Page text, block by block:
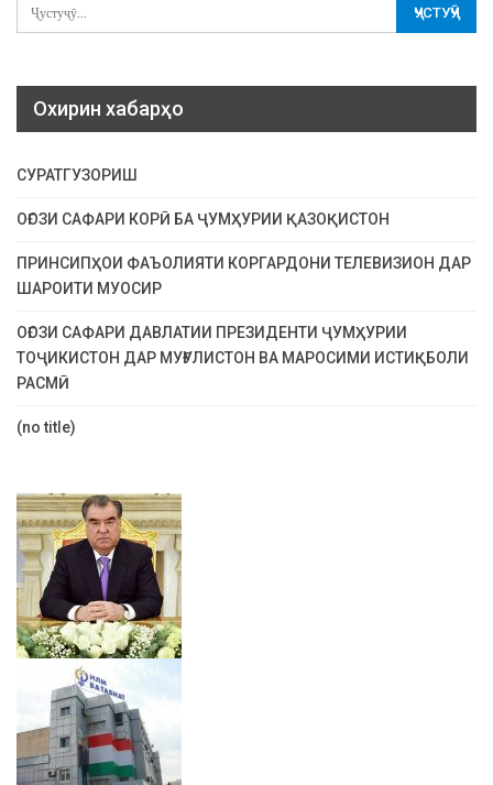
Охирин хабарҳо
СУРАТГУЗОРИШ
ОҒОЗИ САФАРИ КОРӢ БА ҶУМҲУРИИ ҚАЗОҚИСТОН
ПРИНСИПҲОИ ФАЪОЛИЯТИ КОРГАРДОНИ ТЕЛЕВИЗИОН ДАР
ШАРОИТИ МУОСИР
ОҒОЗИ САФАРИ ДАВЛАТИИ ПРЕЗИДЕНТИ ҶУМҲУРИИ
ТОҶИКИСТОН ДАР МУҒУЛИСТОН ВА МАРОСИМИ ИСТИҚБОЛИ
РАСМӢ
(no title)